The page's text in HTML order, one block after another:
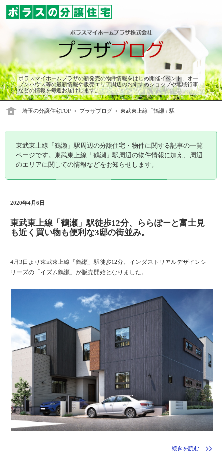
ポラスマイホームプラザの新発売の物件情報をはじめ開催イベント、オー
プンハウス等の最新情報や販売エリア周辺のおすすめショップや地域行事
などの情報を毎週お届けします。
埼玉の分譲住宅TOP プラザブログ 東武東上線「鶴瀬」駅
東武東上線「鶴瀬」駅周辺の分譲住宅・物件に関する記事の一覧
ページです。東武東上線「鶴瀬」駅周辺の物件情報に加え、周辺
のエリアに関しての情報などをお知らせします。
2020年4月6日
東武東上線「鶴瀬」駅徒歩12分、ららぽーと富士見
も近く買い物も便利な3邸の街並み。
4月3日より東武東上線「鶴瀬」駅徒歩12分、インダストリアルデザインシ
リーズの「イズム鶴瀬」が販売開始となりました。
続きを読む